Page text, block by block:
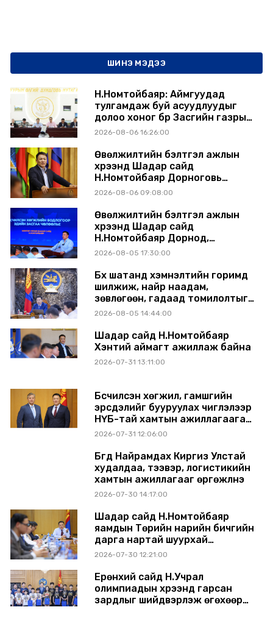
ШИНЭ МЭДЭЭ
Н.Номтойбаяр: Аймгуудад
тулгамдаж буй асуудлуудыг
долоо хоног бүр Засгийн газрын
хуралдаанд танилцуулж,
2026-08-06 16:26:00
Өвөлжилтийн бэлтгэл ажлын
хүрээнд Шадар сайд
Н.Номтойбаяр Дорноговь
аймагт ажиллав
2026-08-06 09:08:00
Өвөлжилтийн бэлтгэл ажлын
хүрээнд Шадар сайд
Н.Номтойбаяр Дорнод,
Сүхбаатар аймагт ажиллав
2026-08-05 17:30:00
Бүх шатанд хэмнэлтийн горимд
шилжиж, найр наадам,
зөвлөгөөн, гадаад томилолтыг
хориглолоо
2026-08-05 14:44:00
Шадар сайд Н.Номтойбаяр
Хэнтий аймагт ажиллаж байна
2026-07-31 13:11:00
Бүсчилсэн хөгжил, гамшгийн
эрсдэлийг бууруулах чиглэлээр
НҮБ-тай хамтын ажиллагаагаа
өргөжүүлэхээр санал солилцлоо
2026-07-31 12:06:00
Бүгд Найрамдах Киргиз Улстай
худалдаа, тээвэр, логистикийн
хамтын ажиллагааг өргөжүүлнэ
2026-07-30 14:17:00
Шадар сайд Н.Номтойбаяр
яамдын Төрийн нарийн бичгийн
дарга нартай шуурхай
хуралдлаа
2026-07-30 12:21:00
Ерөнхий сайд Н.Учрал
олимпиадын хүрээнд гарсан
зардлыг шийдвэрлэж өгөхөөр